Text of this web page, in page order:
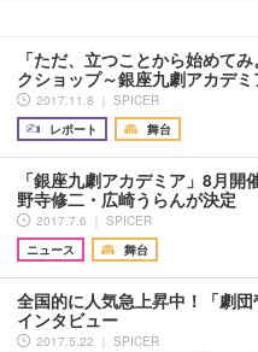
「ただ、立つことから始めて
クショップ～銀座九劇アカデ
2017.11.8 ｜ SPICER
レポート
舞台
「銀座九劇アカデミア」8月開
野寺修二・広崎うらんが決定
2017.7.6 ｜ SPICER
ニュース
舞台
全国的に人気急上昇中！「劇
インタビュー
2017.5.22 ｜ SPICER